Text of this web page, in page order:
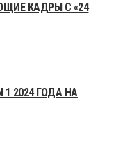
КАДРЫ С «24
2024 ГОДА НА